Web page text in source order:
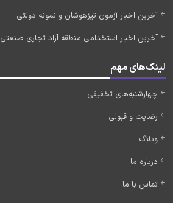
آخرین اخبار آزمون تیزهوشان و نمونه دولتی
آخرین اخبار استخدامی منطقه آزاد تجاری صنعتی 1405
لینک‌های مهم
چهارشنبه‌های تخفیفی
رضایت و قبولی
وبلاگ
درباره ما
تماس با ما